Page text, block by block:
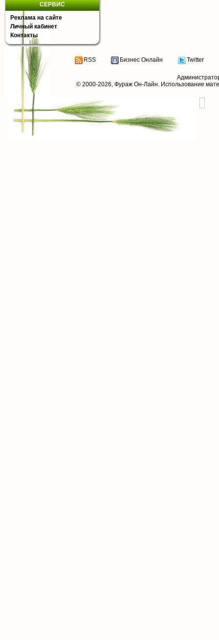
СЕРВИС
Реклама на сайте
Личный кабинет
Контакты
RSS Бизнес Онлайн Twitter
© 2000-2026, Фураж Он-Лайн. Использование